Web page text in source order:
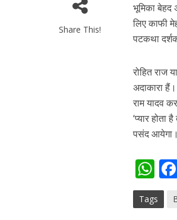
Share This!
भूमिका बेहद
लिए काफी
पटकथा
रोहित राज
अदाकारा
राम यादव
‘प्‍यार
पसंद आयेगा।
W
h
at
Tags